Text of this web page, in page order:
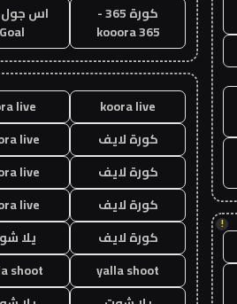
!
كورة 365 -
kooora 365
Goal
koora live
live
كورة لايف
live
كورة لايف
live
كورة لايف
live
كورة لايف
يلا
yalla shoot
shoot